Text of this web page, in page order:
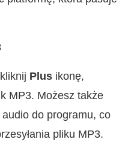
Plus ikonę,
MP3. Możesz także
do programu, co
pliku MP3.